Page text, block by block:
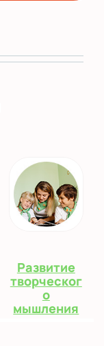
Развитие
творческог
о
мышления